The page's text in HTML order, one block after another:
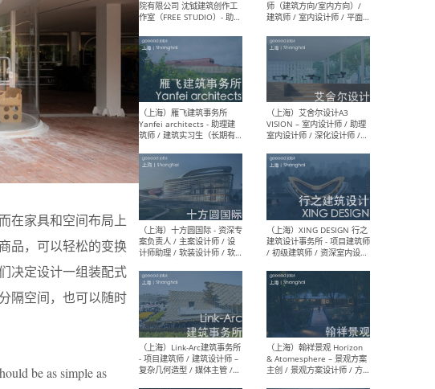
在家具和空间布局上
品，可以轻松的变换
决定设计一组装配式
隔空间，也可以随时
be as simple as
（北京）SHUYAN design -
项目负责人Project Manager
/项目建筑师Project
Architect / 助理建筑师
Assistant Architect / 创始
人助理Founder's Assistant
/ 实习生Intern
（深圳）URBANUS 都市实践
- 城市设计师 / 建筑师 / 景观
设计师 / 研究员
（上海）上海建筑设计研究
院有限公司 沈钺建筑创作工
作室（FREE STUDIO）- 助理
建筑师 / 驻场建筑师 / 实习
生